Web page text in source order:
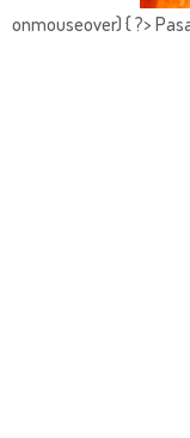
onmouseover) { ?>